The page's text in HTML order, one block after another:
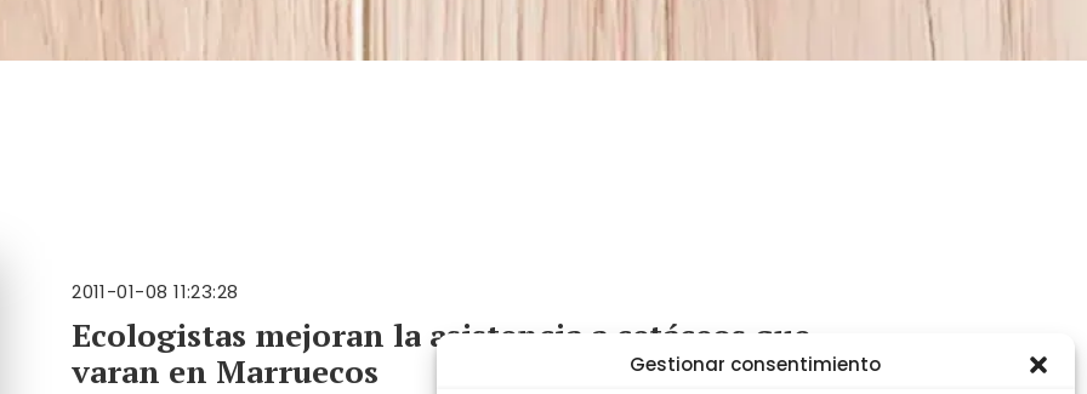
Gestionar consentimiento
2011-01-08 11:23:28
Ecologistas mejoran la asistencia a cetáceos que
varan en Marruecos